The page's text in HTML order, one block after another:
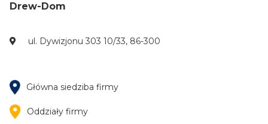
Drew-Dom
ul. Dywizjonu 303 10/33, 86-300
Główna siedziba firmy
Oddziały firmy